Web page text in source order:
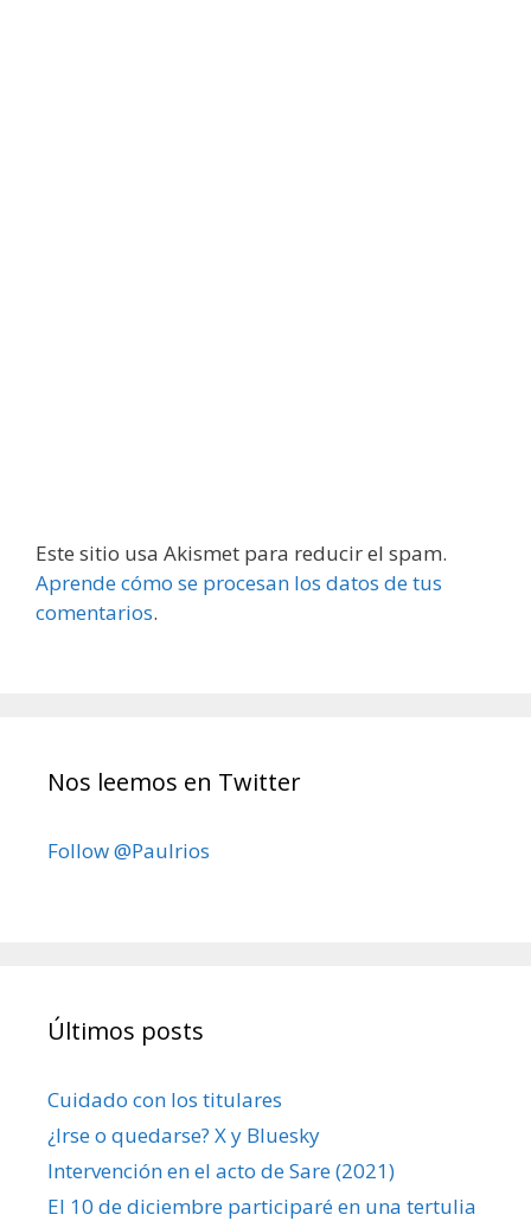
Este sitio usa Akismet para reducir el spam.
Aprende cómo se procesan los datos de tus
comentarios.
Nos leemos en Twitter
Follow @Paulrios
Últimos posts
Cuidado con los titulares
¿Irse o quedarse? X y Bluesky
Intervención en el acto de Sare (2021)
El 10 de diciembre participaré en una tertulia